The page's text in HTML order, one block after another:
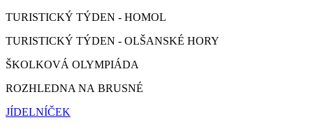
TURISTICKÝ TÝDEN - HOMOL
TURISTICKÝ TÝDEN - OLŠANSKÉ HORY
ŠKOLKOVÁ OLYMPIÁDA
ROZHLEDNA NA BRUSNÉ
JÍDELNÍČEK